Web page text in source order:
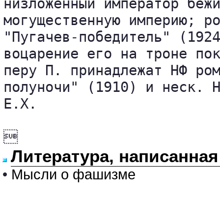
низложенный император
могущественную империю;
"Пугачев-победитель"
воцарение его на троне
перу П. принадлежат НФ
полуночи" (1910) и неск.
Е.Х.

Литература,
• Мысли о фашизме